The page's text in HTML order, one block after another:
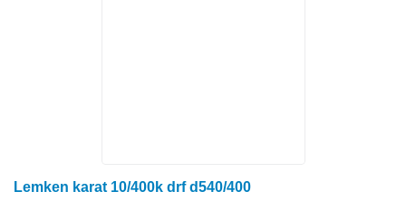
Lemken karat 10/400k drf d540/400